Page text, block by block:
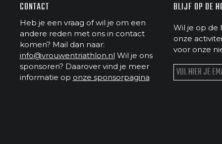
CONTACT
Heb je een vraag of wil je om een
andere reden met ons in contact
komen? Mail dan naar:
info@vrouwentriathlon.nl Wil je ons
sponsoren? Daarover vind je meer
informatie op onze sponsorpagina
BLIJF OP DE
Wil je op de
onze
voor onze